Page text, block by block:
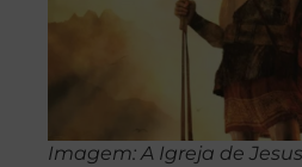
Imagem: A Igreja de